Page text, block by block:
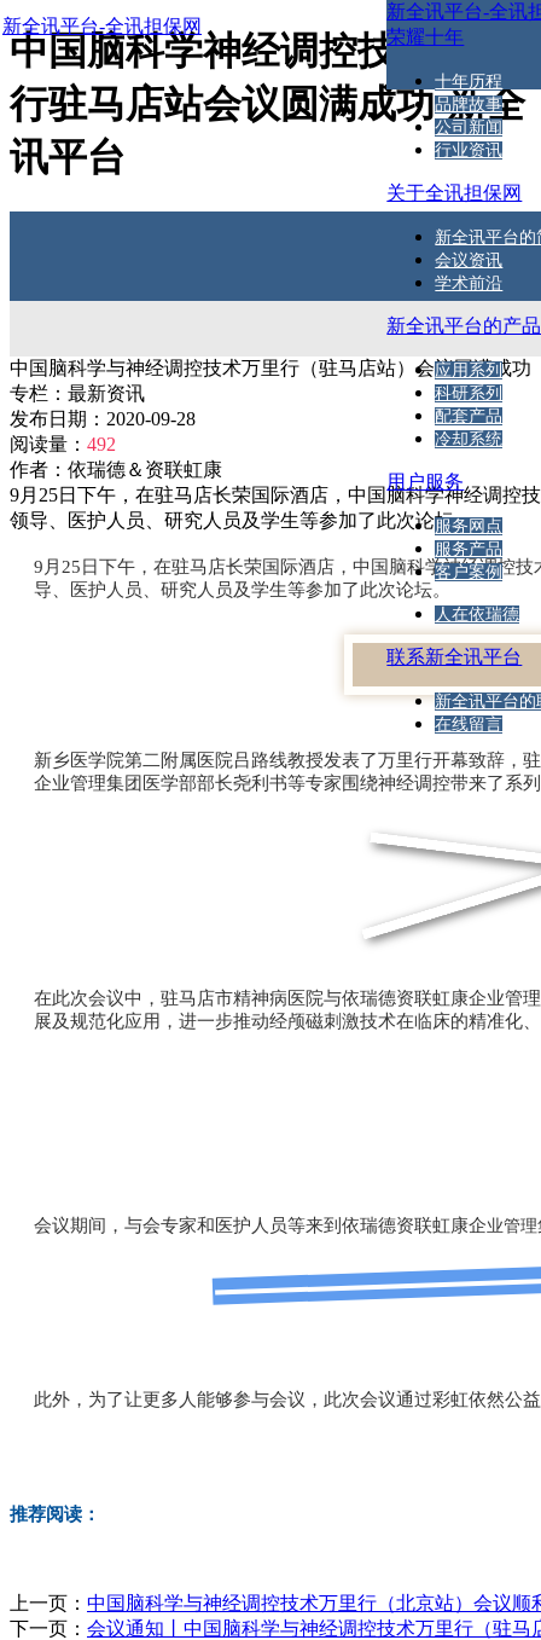
中国脑科学神经调控技术万里
行驻马店站会议圆满成功-新全
讯平台
新全讯平台-全讯担保网
新全讯平台-全讯
荣耀十年
十年历程
品牌故事
公司新闻
行业资讯
关于全讯担保网
新全讯平台的
会议资讯
学术前沿
新全讯平台的产
应用系列
科研系列
配套产品
冷却系统
用户服务
服务网点
服务产品
客户案例
人在依瑞德
联系新全讯平台
新全讯平台的
在线留言
中国脑科学与神经调控技术万里行（驻马店站）会议圆满成功
专栏： 最新资讯
发布日期： 2020-09-28
阅读量： 492
作者： 依瑞德＆资联虹康
9月25日下午，在驻马店长荣国际酒店，中国脑科学神经调控
领导、医护人员、研究人员及学生等参加了此次论坛。
9月25日下午，在驻马店长荣国际酒店，中国脑科学神经调控
导、医护人员、研究人员及学生等参加了此次论坛。
新乡医学院第二附属医院吕路线教授发表了万里行开幕致辞，
企业管理集团医学部部长尧利书等专家围绕神经调控带来了系
在此次会议中，驻马店市精神病医院与依瑞德资联虹康企业管
展及规范化应用，进一步推动经颅磁刺激技术在临床的精准化
会议期间，与会专家和医护人员等来到依瑞德资联虹康企业管
此外，为了让更多人能够参与会议，此次会议通过彩虹依然公
推荐阅读：
上一页： 中国脑科学与神经调控技术万里行（北京站）会议顺
下一页： 会议通知丨中国脑科学与神经调控技术万里行（驻马